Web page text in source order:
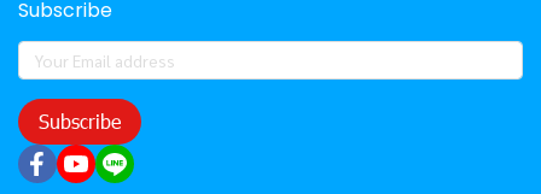
Subscribe
Subscribe